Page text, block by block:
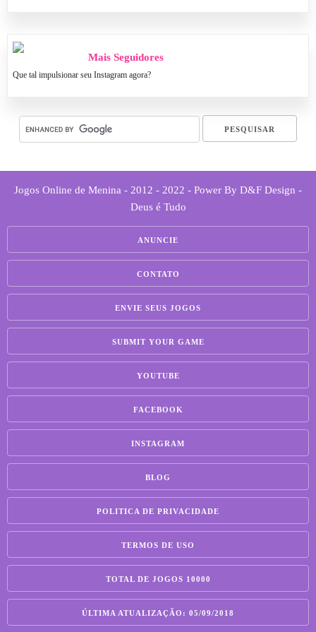
Mais Seguidores
Que tal impulsionar seu Instagram agora?
Jogos Online de Menina - 2012 - 2022 - Power By D&F Design -
Deus é Tudo
ANUNCIE
CONTATO
ENVIE SEUS JOGOS
SUBMIT YOUR GAME
YOUTUBE
FACEBOOK
INSTAGRAM
BLOG
POLITICA DE PRIVACIDADE
TERMOS DE USO
TOTAL DE JOGOS 10000
ÚLTIMA ATUALIZAÇÃO: 05/09/2018